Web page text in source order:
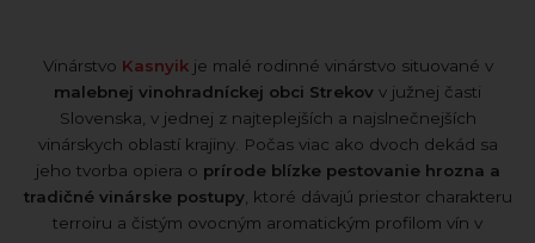
Vinárstvo Kasnyikje malé rodinné vinárstvo situované v
malebnej vinohradníckej obci Strekov v južnej časti
Slovenska, v jednej z najteplejších a najslnečnejších
vinárskych oblastí krajiny. Počas viac ako dvoch dekád sa
jeho tvorba opiera o prírode blízke pestovanie hrozna a
tradičné vinárske postupy, ktoré dávajú priestor charakteru
terroiru a čistým ovocným aromatickým profilom vín v